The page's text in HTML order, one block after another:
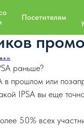
Посетителям
раньше?
прошлом или
IPSA вы еще
50% всех